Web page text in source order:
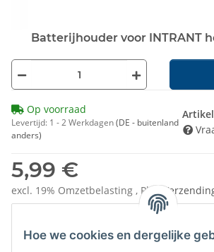
Hoe we cookies en dergelijke
Batterijhouder voor INTRANT
5,99 €
excl. 19% Omzetbelasting , Plus
Op voorraad
Levertijd: 1 - 2 Werkdagen(DE - buitenland
anders)